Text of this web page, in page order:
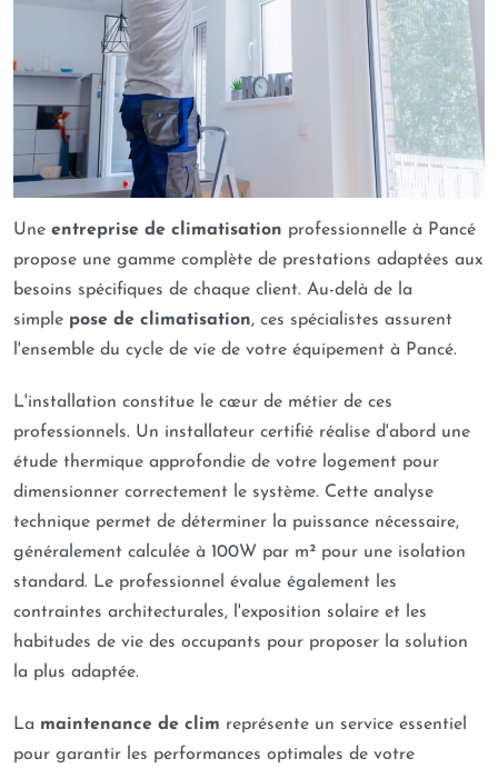
Une entreprise de climatisation professionnelle à Pancé
propose une gamme complète de prestations adaptées aux
besoins spécifiques de chaque client. Au-delà de la
simple pose de climatisation, ces spécialistes assurent
l'ensemble du cycle de vie de votre équipement à Pancé.
L'installation constitue le cœur de métier de ces
professionnels. Un installateur certifié réalise d'abord une
étude thermique approfondie de votre logement pour
dimensionner correctement le système. Cette analyse
technique permet de déterminer la puissance nécessaire,
généralement calculée à 100W par m² pour une isolation
standard. Le professionnel évalue également les
contraintes architecturales, l'exposition solaire et les
habitudes de vie des occupants pour proposer la solution
la plus adaptée.
La maintenance de clim représente un service essentiel
pour garantir les performances optimales de votre